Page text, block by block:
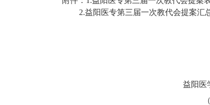
2.益阳医专第三届一次教代会提案汇
益阳医学高等专科学校
（共印25